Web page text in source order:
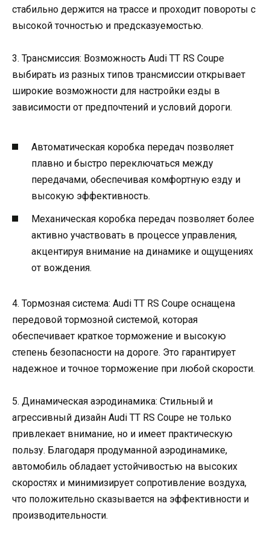
стабильно держится на трассе и проходит повороты с
высокой точностью и предсказуемостью.
3. Трансмиссия: Возможность Audi TT RS Coupe
выбирать из разных типов трансмиссии открывает
широкие возможности для настройки езды в
зависимости от предпочтений и условий дороги.
Автоматическая коробка передач позволяет
плавно и быстро переключаться между
передачами, обеспечивая комфортную езду и
высокую эффективность.
Механическая коробка передач позволяет более
активно участвовать в процессе управления,
акцентируя внимание на динамике и ощущениях
от вождения.
4. Тормозная система: Audi TT RS Coupe оснащена
передовой тормозной системой, которая
обеспечивает краткое торможение и высокую
степень безопасности на дороге. Это гарантирует
надежное и точное торможение при любой скорости.
5. Динамическая аэродинамика: Стильный и
агрессивный дизайн Audi TT RS Coupe не только
привлекает внимание, но и имеет практическую
пользу. Благодаря продуманной аэродинамике,
автомобиль обладает устойчивостью на высоких
скоростях и минимизирует сопротивление воздуха,
что положительно сказывается на эффективности и
производительности.